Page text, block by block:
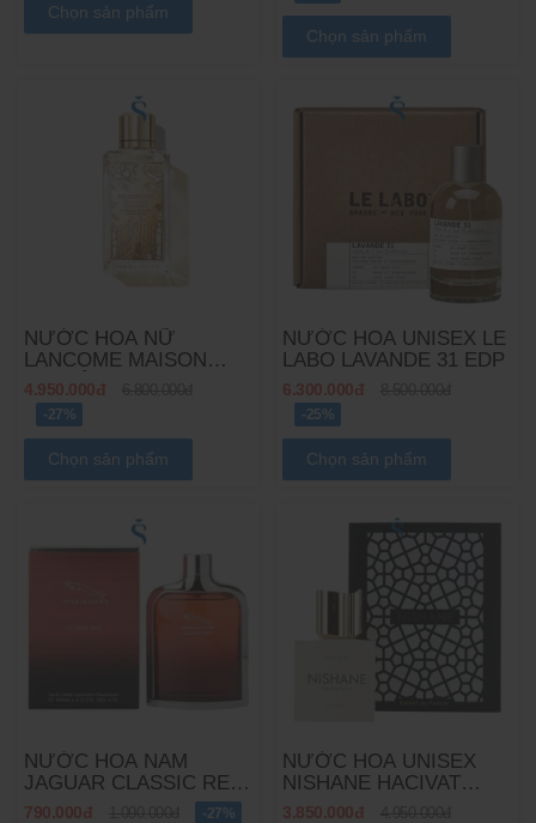
Chọn sản phẩm
Chọn sản phẩm
NƯỚC HOA NỮ
LANCOME MAISON
LANCÔME MILLE ET
UNE ROSES EDP
4.950.000đ
-27%
Chọn sản phẩm
NƯỚC HOA UNISEX LE
LABO LAVANDE 31 EDP
6.300.000đ
-25%
Chọn sản phẩm
NƯỚC HOA NAM
JAGUAR CLASSIC RED
EDT
790.000đ -27%
NƯỚC HOA UNISEX
NISHANE HACIVAT
EXTRAIT DE PARFUM
3.850.000đ